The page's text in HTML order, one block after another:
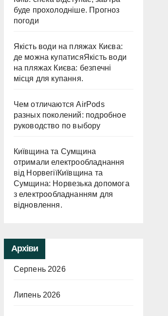
буде прохолодніше. Прогноз
погоди
Якість води на пляжах Києва:
де можна купатисяЯкість води
на пляжах Києва: безпечні
місця для купання.
Чем отличаются AirPods
разных поколений: подробное
руководство по выбору
Київщина та Сумщина
отримали електрообладнання
від НорвегіїКиївщина та
Сумщина: Норвезька допомога
з електрообладнанням для
відновлення.
Архіви
Серпень 2026
Липень 2026